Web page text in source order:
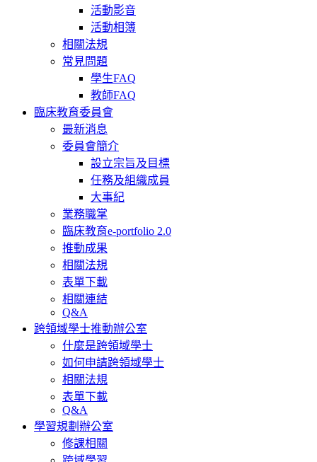
活動影音
活動相簿
相關法規
常見問題
學生FAQ
教師FAQ
臨床教育委員會
最新消息
委員會簡介
設立宗旨及目標
任務及組織成員
大事紀
業務職掌
臨床教育e-portfolio 2.0
推動成果
相關法規
表單下載
相關連結
Q&A
跨領域學士推動辦公室
什麼是跨領域學士
如何申請跨領域學士
相關法規
表單下載
Q&A
學習規劃辦公室
修課相關